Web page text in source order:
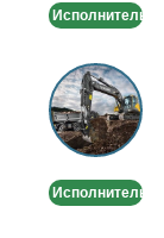
или
Исполнитель
Аренда
спецтехники
в
Москве
Исполнитель